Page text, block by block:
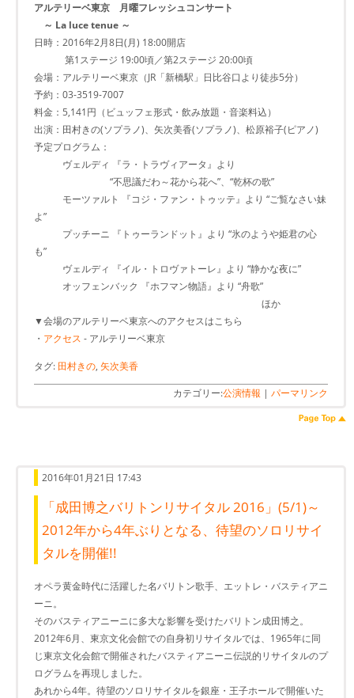
アルテリーベ東京 月曜フレッシュコンサート
～ La luce tenue ～
日時：2016年2月8日(月) 18:00開店
第1ステージ 19:00頃／第2ステージ 20:00頃
会場：アルテリーベ東京（JR「新橋駅」日比谷口より徒歩5分）
予約：03-3519-7007
料金：5,141円（ビュッフェ形式・飲み放題・音楽料込）
出演：田村きの(ソプラノ)、矢次美香(ソプラノ)、松原裕子(ピアノ)
予定プログラム：
ヴェルディ 『ラ・トラヴィアータ』より
“不思議だわ～花から花へ”、“乾杯の歌”
モーツァルト 『コジ・ファン・トゥッテ』より “ご覧なさい妹
よ”
プッチーニ 『トゥーランドット』より “氷のようや姫君の心
も”
ヴェルディ 『イル・トロヴァトーレ』より “静かな夜に”
オッフェンバック 『ホフマン物語』より “舟歌”
ほか
▼会場のアルテリーベ東京へのアクセスはこちら
・ アクセス - アルテリーベ東京
タグ: 田村きの, 矢次美香
カテゴリー:公演情報 | パーマリンク
2016年01月21日 17:43
「成田博之バリトンリサイタル 2016」(5/1)～
2012年から4年ぶりとなる、待望のソロリサイ
タルを開催!!
オペラ黄金時代に活躍した名バリトン歌手、エットレ・バスティアニ
ーニ。
そのバスティアニーニに多大な影響を受けたバリトン成田博之。
2012年6月、東京文化会館での自身初リサイタルでは、1965年に同
じ東京文化会館で開催されたバスティアニーニ伝説的リサイタルのプ
ログラムを再現しました。
あれから4年。待望のソロリサイタルを銀座・王子ホールで開催いた